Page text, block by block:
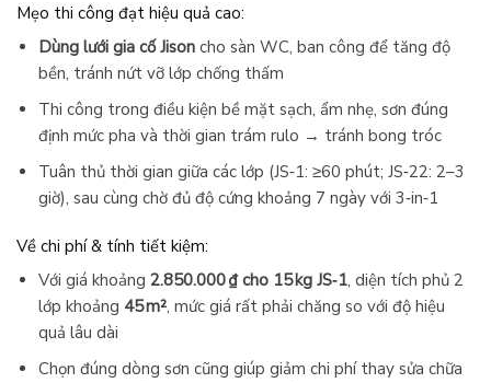
Mẹo thi công đạt hiệu quả cao:
Dùng lưới gia cố Jisoncho sàn WC, ban công để tăng độ
bền, tránh nứt vỡ lớp chống thấm
Thi công trong điều kiện bề mặt sạch, ẩm nhẹ, sơn đúng
định mức pha và thời gian trám rulo → tránh bong tróc
Tuân thủ thời gian giữa các lớp (JS‑1: ≥60 phút; JS‑22: 2–3
giờ), sau cùng chờ đủ độ cứng khoảng 7 ngày với 3‑in‑1
Về chi phí & tính tiết kiệm:
Với giá khoảng 2.850.000 ₫ cho 15 kg JS‑1, diện tích phủ 2
lớp khoảng 45 m², mức giá rất phải chăng so với độ hiệu
quả lâu dài
Chọn đúng dòng sơn cũng giúp giảm chi phí thay sửa chữa